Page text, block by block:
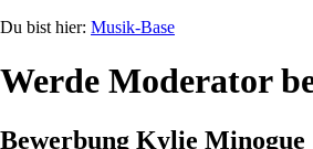
Du bist hier: Musik-Base
Werde Moderator
Bewerbung Kylie Minogue